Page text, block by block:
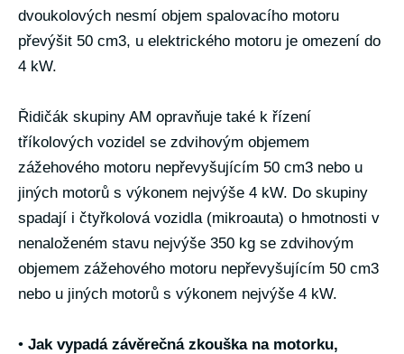
dvoukolových nesmí objem spalovacího motoru
převýšit 50 cm3, u elektrického motoru je omezení do
4 kW.
Řidičák skupiny AM opravňuje také k řízení
tříkolových vozidel se zdvihovým objemem
zážehového motoru nepřevyšujícím 50 cm3 nebo u
jiných motorů s výkonem nejvýše 4 kW. Do skupiny
spadají i čtyřkolová vozidla (mikroauta) o hmotnosti v
nenaloženém stavu nejvýše 350 kg se zdvihovým
objemem zážehového motoru nepřevyšujícím 50 cm3
nebo u jiných motorů s výkonem nejvýše 4 kW.
• Jak vypadá závěrečná zkouška na motorku,